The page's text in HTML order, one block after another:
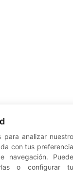
analizar
con tus
navegación.
o configurar